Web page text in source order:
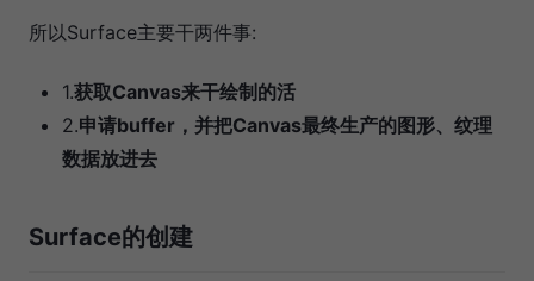
所以Surface主要干两件事:
1.获取Canvas来干绘制的活
2.申请buffer，并把Canvas最终生产的图形、纹理
数据放进去
Surface的创建